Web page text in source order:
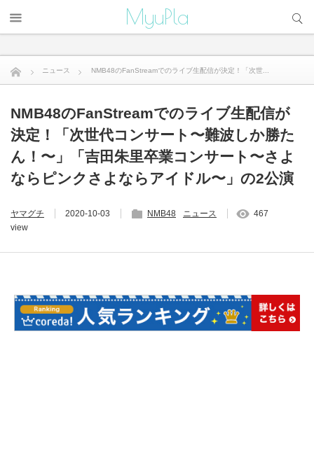
MyuPla
ニュース NMB48のFanStreamでのライブ生配信が決定！「次世...
NMB48のFanStreamでのライブ生配信が
決定！「次世代コンサート〜難波しか勝た
ん！〜」「吉田朱里卒業コンサート〜さよ
ならピンクさよならアイドル〜」の2公演
ヤマグチ 2020-10-03 NMB48 ニュース
467
view